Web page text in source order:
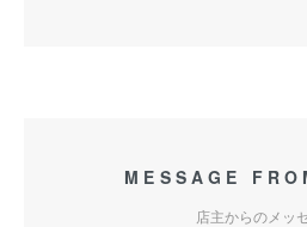
MESSAGE
店主からのメッ